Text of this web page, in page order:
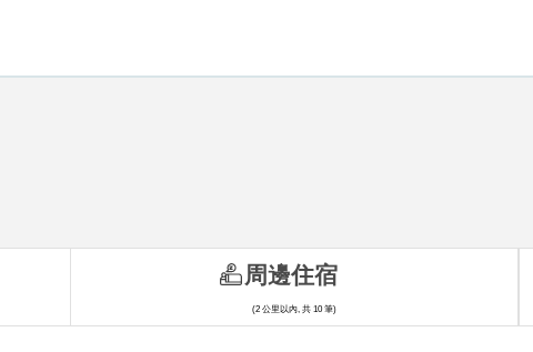
周邊住宿
(2 公里以內, 共 10 筆)